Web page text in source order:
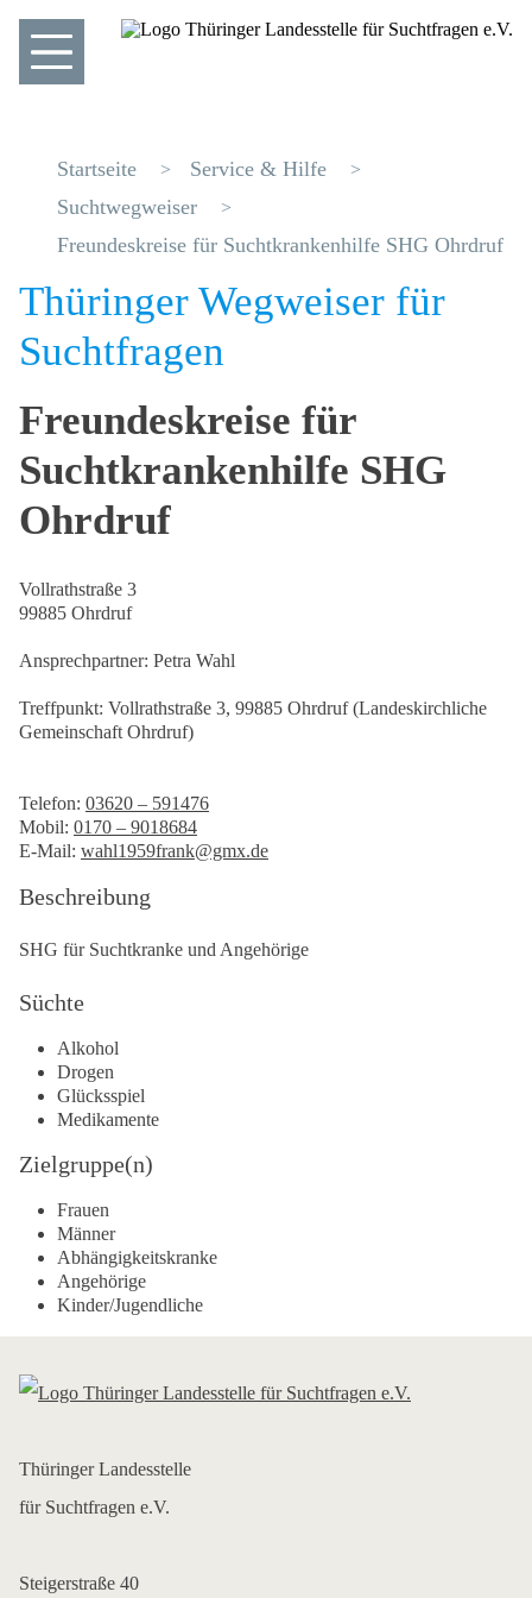
Startseite
Service & Hilfe
Suchtwegweiser
Freundeskreise für Suchtkrankenhilfe SHG Ohrdruf
Thüringer Wegweiser für
Suchtfragen
Freundeskreise für
Suchtkrankenhilfe SHG
Ohrdruf
Vollrathstraße 3
99885 Ohrdruf
Ansprechpartner: Petra Wahl
Treffpunkt: Vollrathstraße 3, 99885 Ohrdruf (Landeskirchliche
Gemeinschaft Ohrdruf)
Telefon: 03620 – 591476
Mobil: 0170 – 9018684
E-Mail: wahl1959frank@gmx.de
Beschreibung
SHG für Suchtkranke und Angehörige
Süchte
Alkohol
Drogen
Glücksspiel
Medikamente
Zielgruppe(n)
Frauen
Männer
Abhängigkeitskranke
Angehörige
Kinder/Jugendliche
Thüringer Landesstelle
für Suchtfragen e.V.
Steigerstraße 40